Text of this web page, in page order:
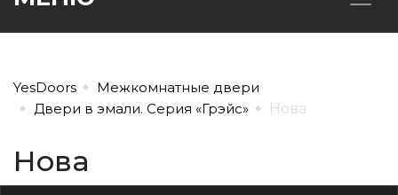
YesDoors
Межкомнатные двери
Двери в эмали. Серия «Грэйс»
Нова
Нова